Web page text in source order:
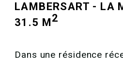
LAMBERSART - LA
31.5 M2
Dans une résidence